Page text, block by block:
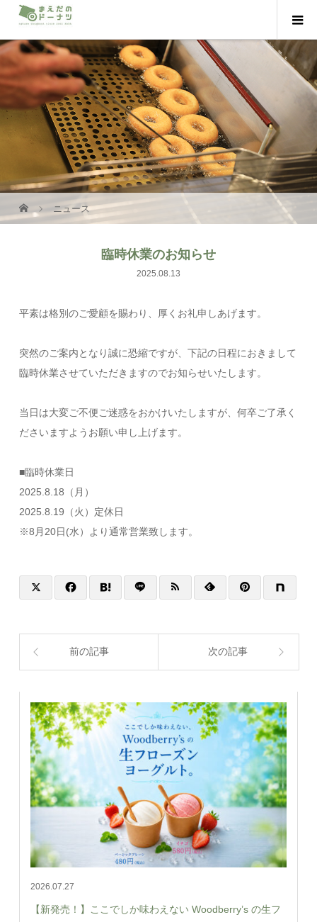
ニュース
臨時休業のお知らせ
2025.08.13
平素は格別のご愛顧を賜わり、厚くお礼申しあげます。
突然のご案内となり誠に恐縮ですが、下記の日程におきまして
臨時休業させていただきますのでお知らせいたします。
当日は大変ご不便ご迷惑をおかけいたしますが、何卒ご了承く
ださいますようお願い申し上げます。
■臨時休業日
2025.8.18（月）
2025.8.19（火）定休日
※8月20日(水）より通常営業致します。
前の記事 次の記事
2026.07.27
【新発売！】ここでしか味わえない Woodberry’s の生フ